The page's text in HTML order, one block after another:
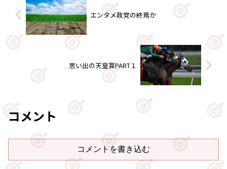
エンタメ政党の終焉か
思い出の天皇賞PART１
コメント
コメントを書き込む